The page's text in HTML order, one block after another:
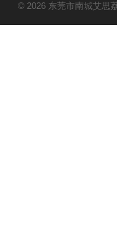
© 2026 东莞市南城艾思